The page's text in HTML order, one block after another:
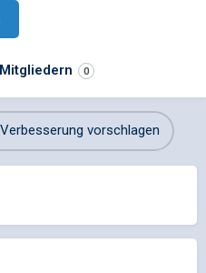
0
Verbesserung vorschlagen